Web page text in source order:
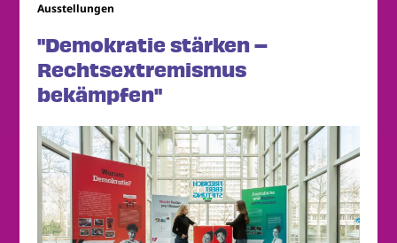
Ausstellungen
"Demokratie stärken –
Rechtsextremismus
bekämpfen"